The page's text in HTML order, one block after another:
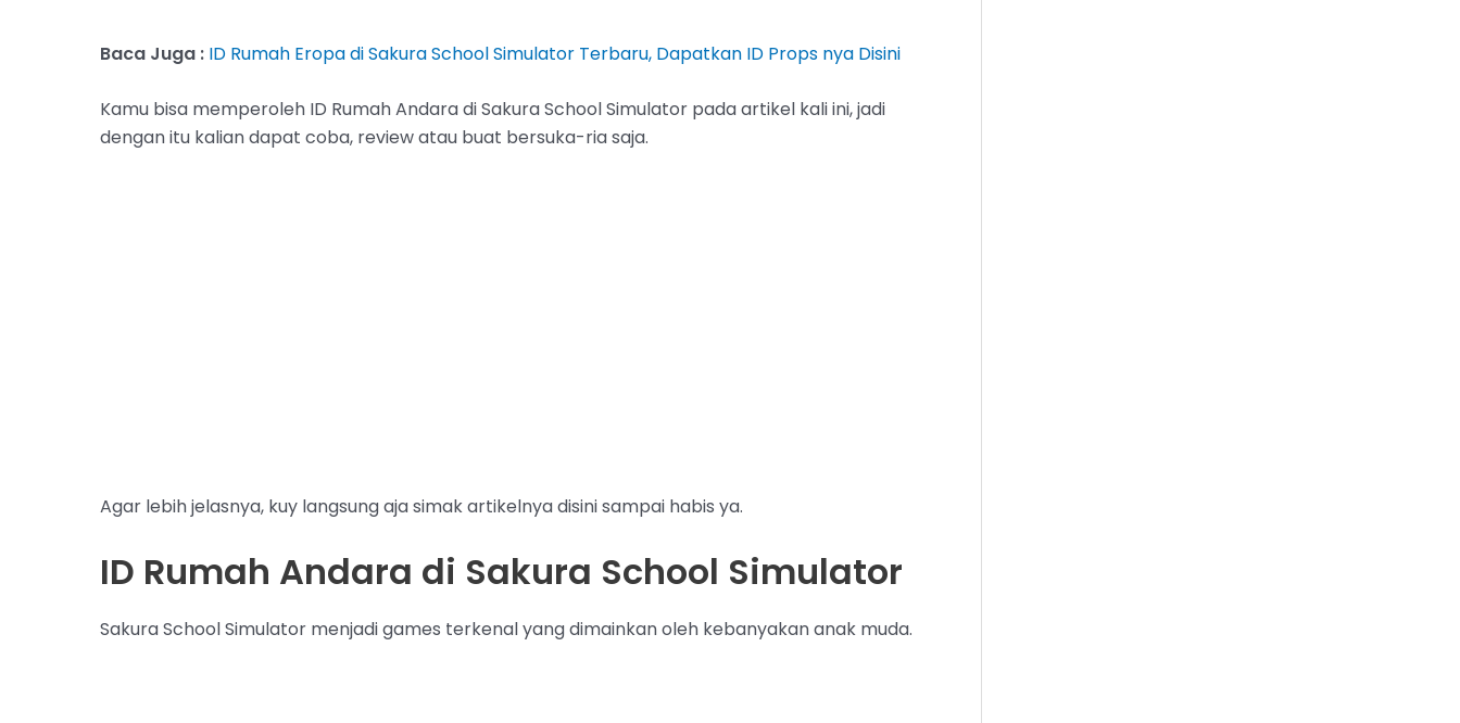
Baca Juga : ID Rumah Eropa di Sakura School Simulator Terbaru, Dapatkan ID Props nya Disini
Kamu bisa memperoleh ID Rumah Andara di Sakura School Simulator pada artikel kali ini, jadi
dengan itu kalian dapat coba, review atau buat bersuka-ria saja.
Agar lebih jelasnya, kuy langsung aja simak artikelnya disini sampai habis ya.
ID Rumah Andara di Sakura School Simulator
Sakura School Simulator menjadi games terkenal yang dimainkan oleh kebanyakan anak muda.